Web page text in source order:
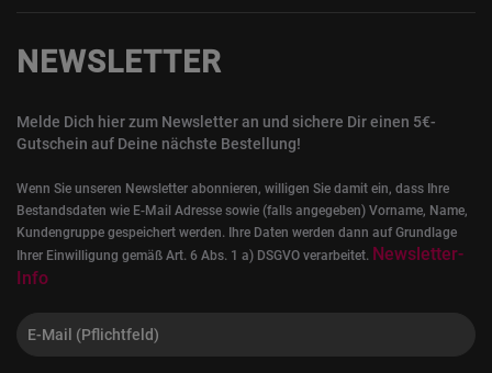
NEWSLETTER
Melde Dich hier zum Newsletter an und sichere Dir einen 5€-
Gutschein auf Deine nächste Bestellung!
Wenn Sie unseren Newsletter abonnieren, willigen Sie damit ein, dass Ihre
Bestandsdaten wie E-Mail Adresse sowie (falls angegeben) Vorname, Name,
Kundengruppe gespeichert werden. Ihre Daten werden dann auf Grundlage
Ihrer Einwilligung gemäß Art. 6 Abs. 1 a) DSGVO verarbeitet. Newsletter-
Info